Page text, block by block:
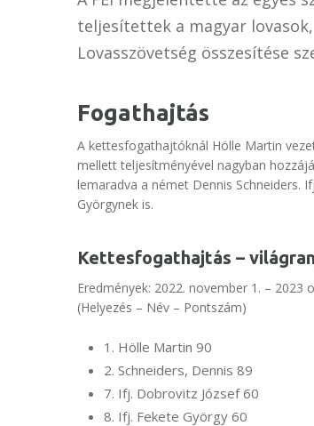
teljesítettek a magyar
Lovasszövetség összesítése
Fogathajtás
A kettesfogathajtóknál Hölle Martin
mellett teljesítményével nagyban
lemaradva a német Dennis Schneiders.
Györgynek is.
Kettesfogathajtás –
Eredmények: 2022. november 1. – 2023
(Helyezés – Név – Pontszám)
1. Hölle Martin 90
2. Schneiders, Dennis 89
7. Ifj. Dobrovitz József 60
8. Ifj. Fekete György 60